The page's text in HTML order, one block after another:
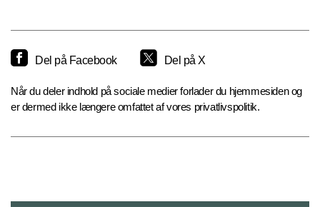
Del på Facebook Del på X
Når du deler indhold på sociale medier forlader du hjemmesiden og
er dermed ikke længere omfattet af vores privatlivspolitik.